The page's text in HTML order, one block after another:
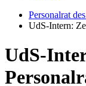
Personalrat
UdS-Intern:
UdS-